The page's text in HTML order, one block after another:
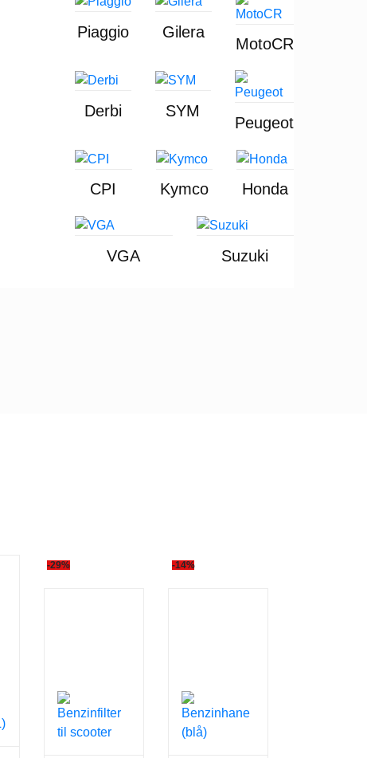
Piaggio Gilera
MotoCR
Derbi SYM
Peugeot
CPI Kymco Honda
VGA Suzuki
-29% -14%